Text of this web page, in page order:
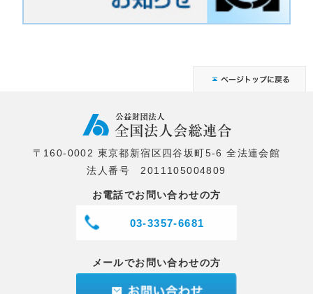
〒160-0002 東京都新宿区四谷坂町5-6 全法連会館
法人番号 2011105004809
お電話でお問い合わせの方
03-3357-6681
メールでお問い合わせの方